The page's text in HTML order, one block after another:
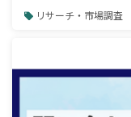
リサーチ・市場調査